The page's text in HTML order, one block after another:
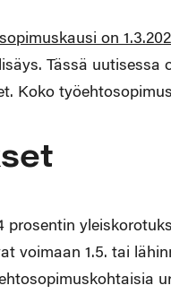
on
Tässä
Koko
prosentin
voimaan 1.5. tai